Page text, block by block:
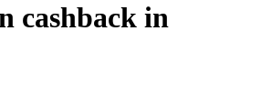
cashback in